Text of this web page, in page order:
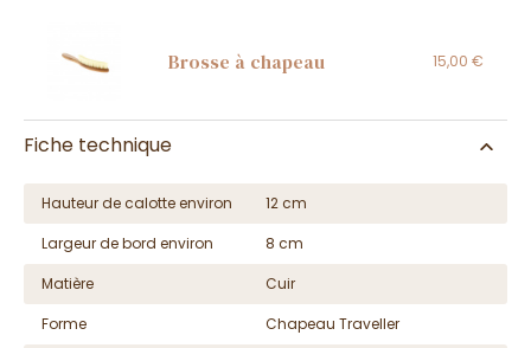
Brosse à chapeau 15,00 €
Fiche technique
Hauteur de calotte environ
12 cm
Largeur de bord environ
8 cm
Matière
Cuir
Forme
Chapeau Traveller